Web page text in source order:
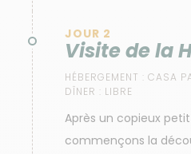
JOUR 2
Visite de la
HÉBERGEMENT : CASA
DÎNER : LIBRE
Après un copieux
commençons la